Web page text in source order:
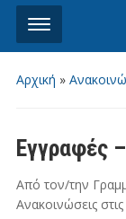
Αρχική »
Εγγραφές
Από τον/την
Ανακοινώσειςστις